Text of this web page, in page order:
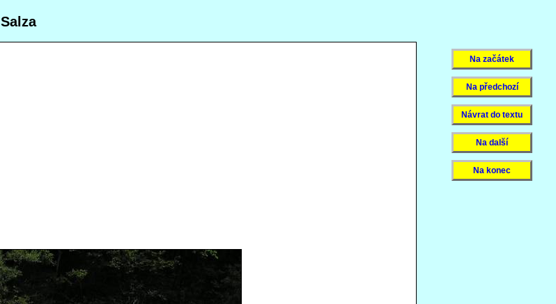
Salza
Na začátek
Na předchozí
Návrat do textu
Na další
Na konec